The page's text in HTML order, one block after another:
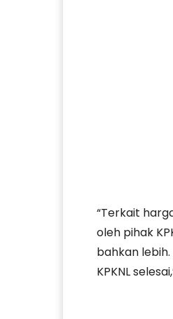
“Terkait
oleh pihak
bahkan
KPKNL